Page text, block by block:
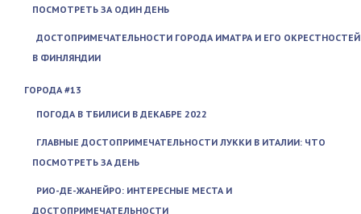
ПОСМОТРЕТЬ ЗА ОДИН ДЕНЬ
ДОСТОПРИМЕЧАТЕЛЬНОСТИ ГОРОДА ИМАТРА И ЕГО ОКРЕСТНОСТЕЙ
В ФИНЛЯНДИИ
ГОРОДА #13
ПОГОДА В ТБИЛИСИ В ДЕКАБРЕ 2022
ГЛАВНЫЕ ДОСТОПРИМЕЧАТЕЛЬНОСТИ ЛУККИ В ИТАЛИИ: ЧТО
ПОСМОТРЕТЬ ЗА ДЕНЬ
РИО-ДЕ-ЖАНЕЙРО: ИНТЕРЕСНЫЕ МЕСТА И
ДОСТОПРИМЕЧАТЕЛЬНОСТИ